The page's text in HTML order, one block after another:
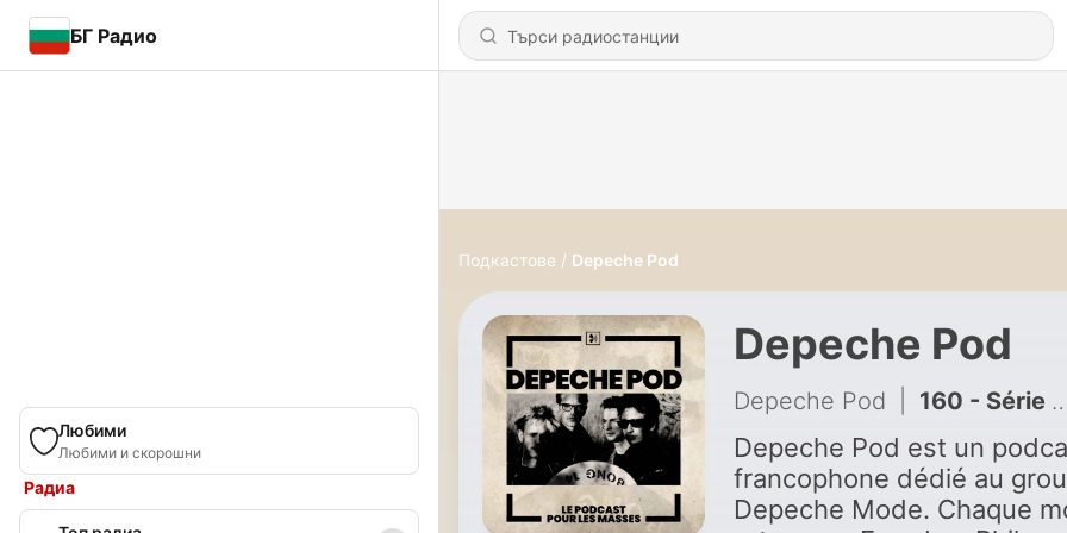
БГ Радио
Любими
Любими и скорошни
Радиа
Подкастове Depeche Pod
Depeche Pod
Depeche Pod 160 - Série de l’été, EP#5 : Lisalora - (re)Découvrir Depeche Mode avec Enjoy the Silence
Depeche Pod est un
francophone dédié au
Depeche Mode. Chaque